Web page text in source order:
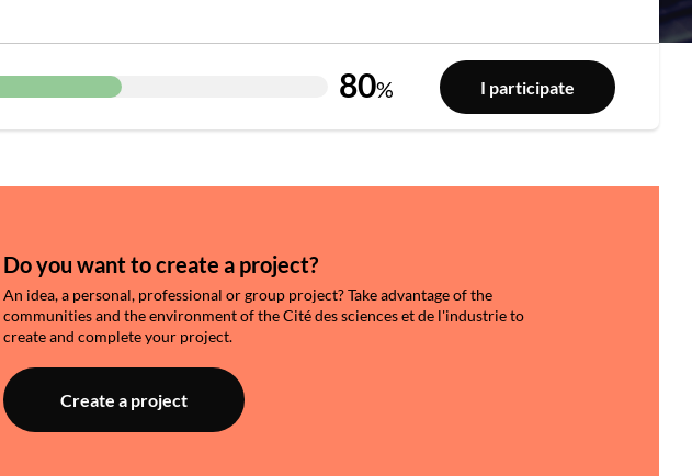
80% I participate
Do you want to create a project?
An idea, a personal, professional or group project? Take advantage of the
communities and the environment of the Cité des sciences et de l'industrie to
create and complete your project.
Create a project